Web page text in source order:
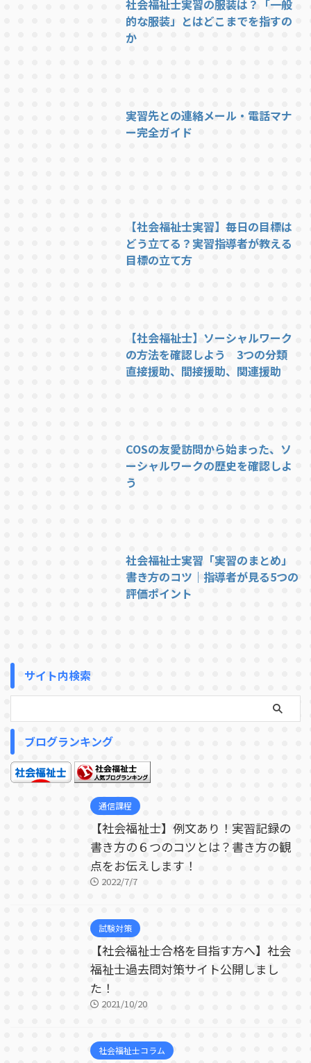
社会福祉士実習の服装は？「一般
的な服装」とはどこまでを指すの
か
実習先との連絡メール・電話マナ
ー完全ガイド
【社会福祉士実習】毎日の目標は
どう立てる？実習指導者が教える
目標の立て方
【社会福祉士】ソーシャルワーク
の方法を確認しよう 3つの分類
直接援助、間接援助、関連援助
COSの友愛訪問から始まった、ソ
ーシャルワークの歴史を確認しよ
う
社会福祉士実習「実習のまとめ」
書き方のコツ｜指導者が見る5つの
評価ポイント
サイト内検索
ブログランキング
通信課程
【社会福祉士】例文あり！実習記録の
書き方の６つのコツとは？書き方の観
点をお伝えします！
2022/7/7
試験対策
【社会福祉士合格を目指す方へ】社会
福祉士過去問対策サイト公開しまし
た！
2021/10/20
社会福祉士コラム